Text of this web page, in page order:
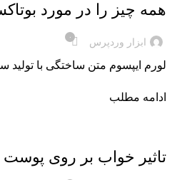
همه چیز را در مورد
ابزار وردپرس ۰
لورم ایپسوم متن ساختگی با
ادامه مطلب
تاثیر خواب بر روی